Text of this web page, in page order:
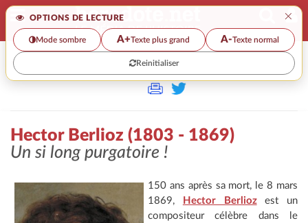
OPTIONS DE LECTURE ×
Mode sombre A+Texte plus grand A-Texte normal
Reinitialiser
>
Hector Berlioz (1803 - 1869)
Un si long purgatoire !
150 ans après sa mort, le 8 mars
1869,
Hector Berliozest un
compositeur célèbre dans le